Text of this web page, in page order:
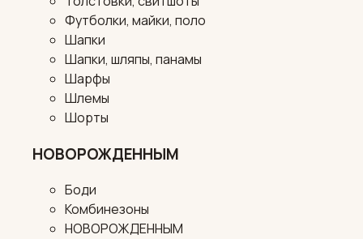
Футболки, майки, поло
Шапки
Шапки, шляпы, панамы
Шарфы
Шлемы
Шорты
НОВОРОЖДЕННЫМ
Боди
Комбинезоны
НОВОРОЖДЕННЫМ